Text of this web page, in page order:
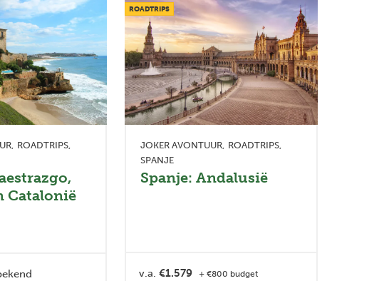
ROADTRIPS
Catalonië
ROADTRIPS
JOKER AVONTUUR ROADTRIPS
SPANJE
Spanje: Andalusië
v.a. €1.579 + €800 budget